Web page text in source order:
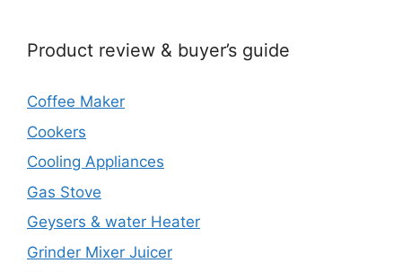
Product review & buyer’s guide
Coffee Maker
Cookers
Cooling Appliances
Gas Stove
Geysers & water Heater
Grinder Mixer Juicer